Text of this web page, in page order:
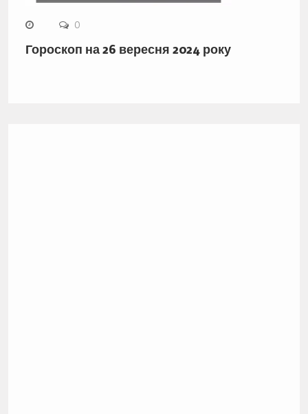
0
Гороскоп на 26 вересня 2024 року